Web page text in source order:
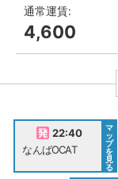
通常運賃:
4,600
22:40
なんばOCAT
マ
ッ
プ
を
見
る